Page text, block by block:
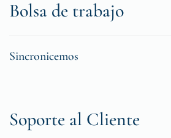
Bolsa de trabajo
Sincronicemos
Soporte al Cliente